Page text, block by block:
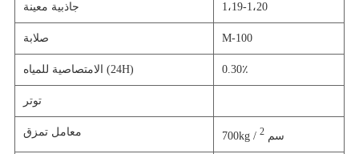
جاذبية معينة 1،19-1،20
صلابة M-100
الامتصاصية للمياه (24H) 0.30٪
توتر
معامل تمزق 700kg / سم2